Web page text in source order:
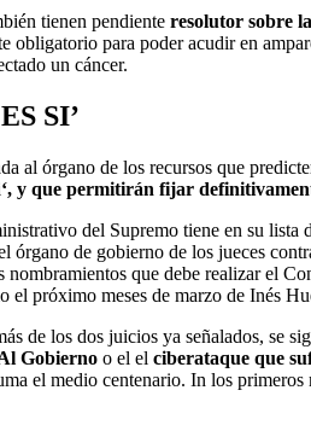
tienen pendiente resolutor sobre
obligatorio para poder acudir en
un cáncer.
SI’
al órgano de los recursos que
‘, y que permitirán fijar
del Supremo tiene en su lista
órgano de gobierno de los jueces
que debe realizar el
el próximo meses de marzo de Inés
de los dos juicios ya señalados, se
Gobierno o el el ciberataque que
el medio centenario. In los